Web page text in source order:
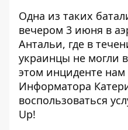
Одна из таких
вечером 3 июня в
Антальи, где в
украинцы не могли
этом инциденте нам
Информатора
воспользоваться
Up!